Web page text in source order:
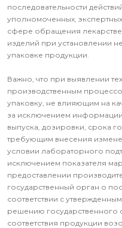
последовательности
уполномоченных,
сфере обращения
изделий при установлении
упаковке продукции.
Важно, что при выявлении
производственным
упаковку, не влияющим на
за исключением
выпуска, дозировки, срока
требующим внесения
условии лабораторного
исключением показателя
предоставлении
государственный орган о
соответствии с
решению государственного
соответствия продукции